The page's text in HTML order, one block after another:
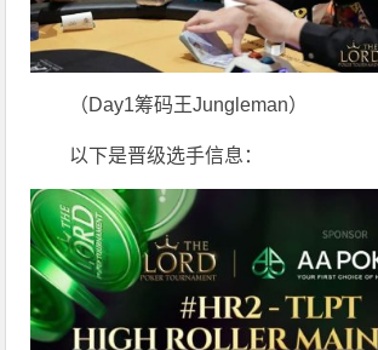
（Day1筹码王Jungleman）
以下是晋级选手信息：